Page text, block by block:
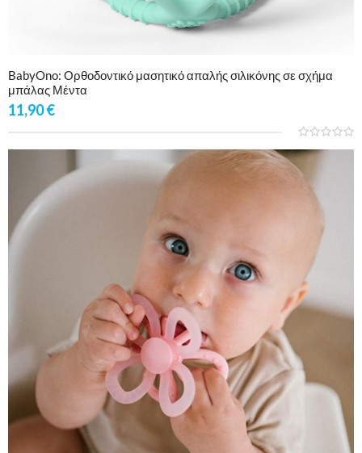
BabyOno: Ορθοδοντικό μασητικό απαλής σιλικόνης σε σχήμα
μπάλας Μέντα
11,90€